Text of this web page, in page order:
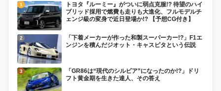
トヨタ『ルーミー』がついに弱点克服!? 待望のハイ
ブリッド採用で燃費も走りも大進化、フルモデルチ
ェンジ級の変身で近日登場か!? 【予想CG付き】
「下着メーカーが作った和製スーパーカー!?」F1エ
ンジンを積んだジオット・キャスピタという伝説
「GR86は“現代のシルビア”になったのか!?」ドリ
フト黄金期を生きた達人、その答え